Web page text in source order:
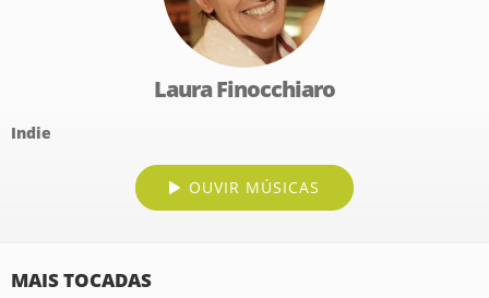
Laura Finocchiaro
Indie
OUVIR MÚSICAS
MAIS TOCADAS